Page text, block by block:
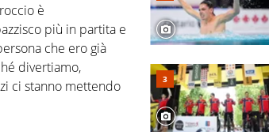
è
più in partita e
che ero già
divertiamo,
ci stanno mettendo